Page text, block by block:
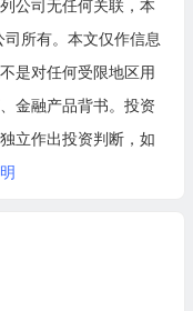
公司无任何关联，本
所有。本文仅作信息
是对任何受限地区用
金融产品背书。投资
立作出投资判断，如